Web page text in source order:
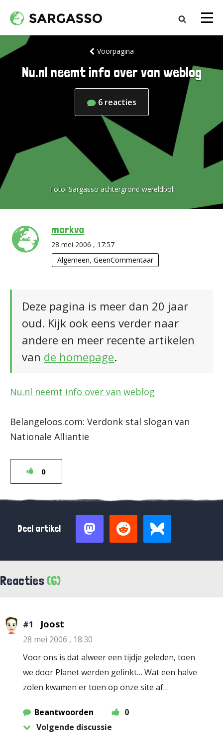
Voorpagina
Nu.nl neemt info over van weblog
6 reacties
Foto: Sargasso achtergrond wereldbol
markva
28 mei 2006 , 17:57
Algemeen,GeenCommentaar
Deze pagina is meer dan 20 jaar
oud. Kijk ook eens verder naar
andere en meer recente artikelen
van de homepage.
Nu.nl neemt info over van weblog
Belangeloos.com: Verdonk stal slogan van
Nationale Alliantie
0
Deel artikel
Reacties (6)
#1 Joost
28 mei 2006 , 18:30
Voor ons is dat alweer een tijdje geleden, toen
we door Planet werden gelinkt… Wat een halve
zolen kwamen er toen op onze site af…
Beantwoorden
0
Volgende discussie